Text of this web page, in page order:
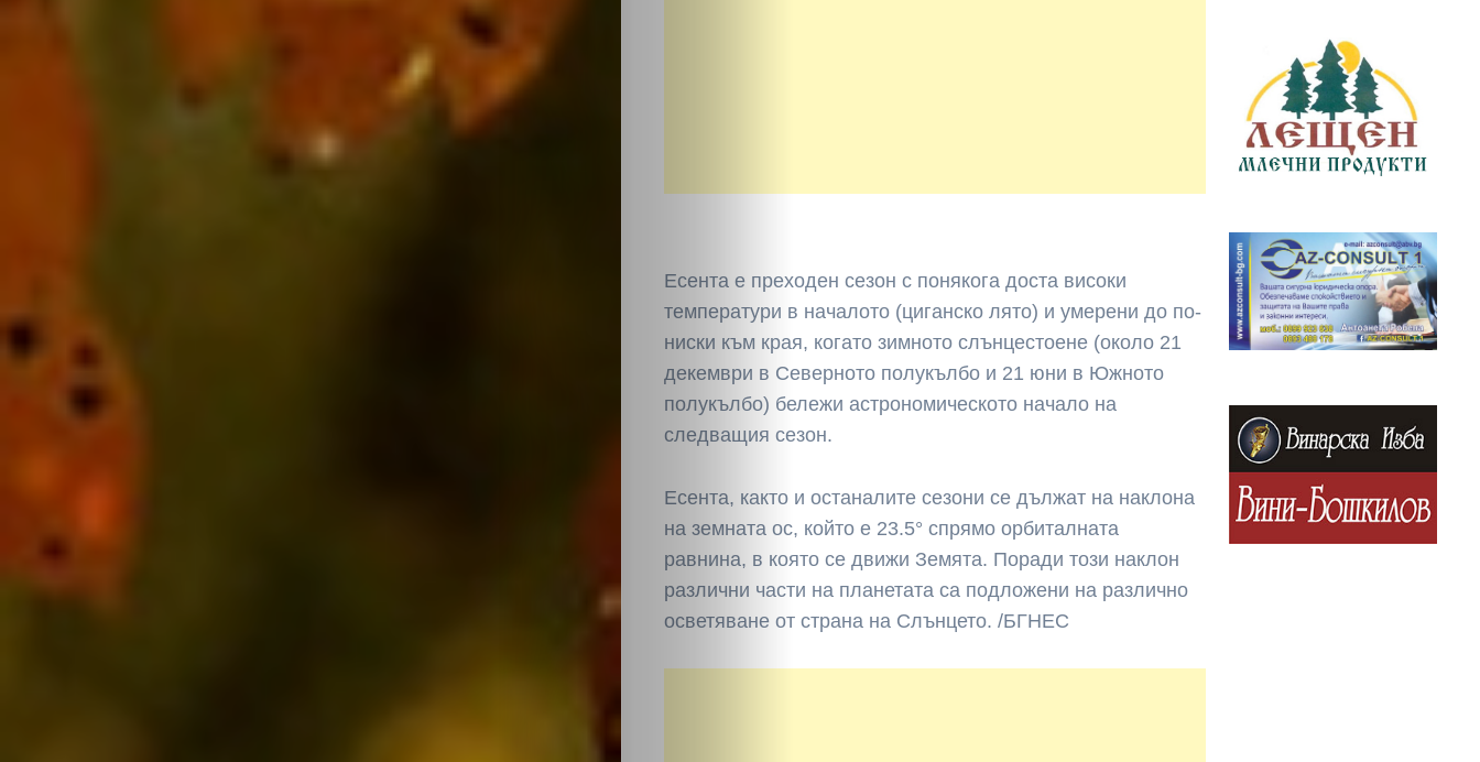
НАЧАЛО
Политика
Разследване
Спорт
Скандали
Култура
Светско
Крими
Есента е преходен сезон с понякога доста високи
температури в началото (циганско лято) и умерени до по-
ниски към края, когато зимното слънцестоене (около 21
декември в Северното полукълбо и 21 юни в Южното
полукълбо) бележи астрономическото начало на
следващия сезон.
Есента, както и останалите сезони се дължат на наклона
на земната ос, който е 23.5° спрямо орбиталната
равнина, в която се движи Земята. Поради този наклон
различни части на планетата са подложени на различно
осветяване от страна на Слънцето. /БГНЕС